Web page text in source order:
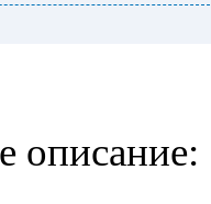
описание: